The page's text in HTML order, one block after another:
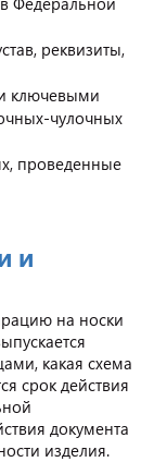
реквизиты,
ключевыми
чулочных
проведенные
и
на носки
какая схема
срок действия
документа
изделия.